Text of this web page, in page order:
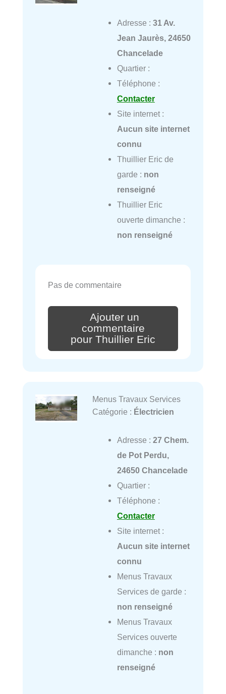
Adresse : 31 Av.
Jean Jaurès, 24650
Chancelade
Quartier :
Téléphone :
Contacter
Site internet :
Aucun site internet
connu
Thuillier Eric de
garde : non
renseigné
Thuillier Eric
ouverte dimanche :
non renseigné
Pas de commentaire
Ajouter un
commentaire
pour Thuillier Eric
Menus Travaux Services
Catégorie : Électricien
Adresse : 27 Chem.
de Pot Perdu,
24650 Chancelade
Quartier :
Téléphone :
Contacter
Site internet :
Aucun site internet
connu
Menus Travaux
Services de garde :
non renseigné
Menus Travaux
Services ouverte
dimanche : non
renseigné